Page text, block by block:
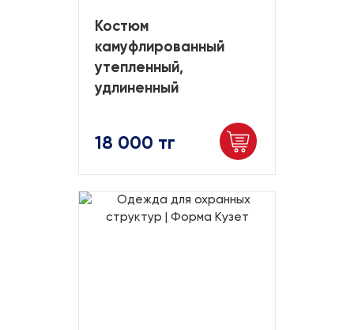
Костюм
камуфлированный
утепленный,
удлиненный
18 000 тг